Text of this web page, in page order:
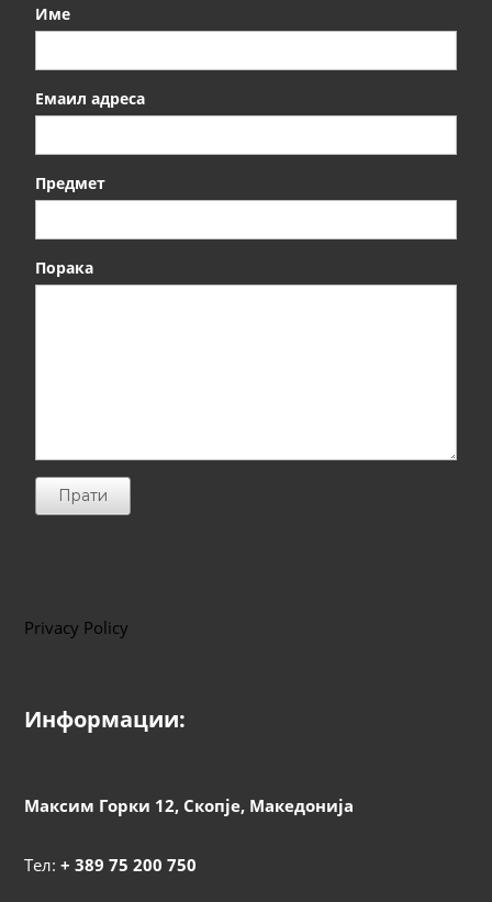
Име
Емаил адреса
Предмет
Порака
Прати
Privacy Policy
Информации:
Максим Горки 12, Скопје, Македонија
Тел: + 389 75 200 750